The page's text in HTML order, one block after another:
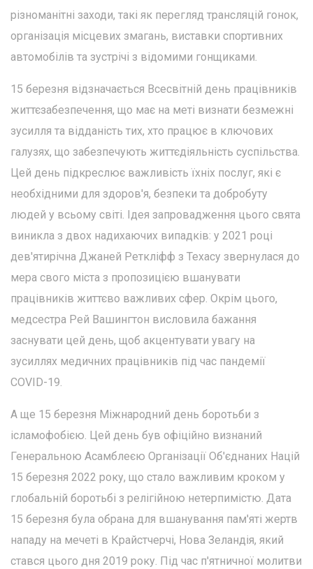
різноманітні заходи, такі як перегляд трансляцій гонок,
організація місцевих змагань, виставки спортивних
автомобілів та зустрічі з відомими гонщиками.
15 березня відзначається Всесвітній день працівників
життєзабезпечення, що має на меті визнати безмежні
зусилля та відданість тих, хто працює в ключових
галузях, що забезпечують життєдіяльність суспільства.
Цей день підкреслює важливість їхніх послуг, які є
необхідними для здоров'я, безпеки та добробуту
людей у всьому світі. Ідея запровадження цього свята
виникла з двох надихаючих випадків: у 2021 році
дев'ятирічна Джаней Реткліфф з Техасу звернулася до
мера свого міста з пропозицією вшанувати
працівників життєво важливих сфер. Окрім цього,
медсестра Рей Вашингтон висловила бажання
заснувати цей день, щоб акцентувати увагу на
зусиллях медичних працівників під час пандемії
COVID-19.
А ще 15 березня Міжнародний день боротьби з
ісламофобією. Цей день був офіційно визнаний
Генеральною Асамблеєю Організації Об'єднаних Націй
15 березня 2022 року, що стало важливим кроком у
глобальній боротьбі з релігійною нетерпимістю. Дата
15 березня була обрана для вшанування пам'яті жертв
нападу на мечеті в Крайстчерчі, Нова Зеландія, який
стався цього дня 2019 року. Під час п'ятничної молитви